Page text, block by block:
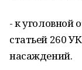
- к уголовной
статьей 260
насаждений.